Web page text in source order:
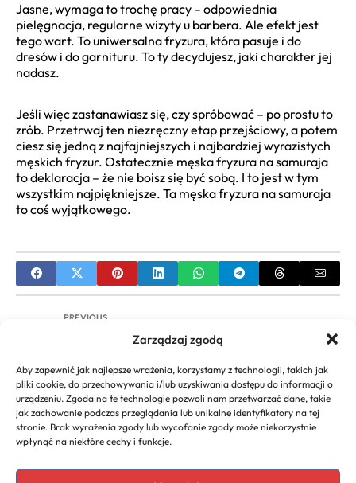
Zarządzaj zgodą
Aby zapewnić jak najlepsze wrażenia, korzystamy z technologii, takich jak
pliki cookie, do przechowywania i/lub uzyskiwania dostępu do informacji o
urządzeniu. Zgoda na te technologie pozwoli nam przetwarzać dane, takie
jak zachowanie podczas przeglądania lub unikalne identyfikatory na tej
stronie. Brak wyrażenia zgody lub wycofanie zgody może niekorzystnie
wpłynąć na niektóre cechy i funkcje.
Jasne, wymaga to trochę pracy – odpowiednia
pielęgnacja, regularne wizyty u barbera. Ale efekt jest
tego wart. To uniwersalna fryzura, która pasuje i do
dresów i do garnituru. To ty decydujesz, jaki charakter jej
nadasz.
Jeśli więc zastanawiasz się, czy spróbować – po prostu to
zrób. Przetrwaj ten niezręczny etap przejściowy, a potem
ciesz się jedną z najfajniejszych i najbardziej wyrazistych
męskich fryzur. Ostatecznie męska fryzura na samuraja
to deklaracja – że nie boisz się być sobą. I to jest w tym
wszystkim najpiękniejsze. Ta męska fryzura na samuraja
to coś wyjątkowego.
PREVIOUS
Cieniowany Bob z Grzywką: Kompletny
NEXT
Męski Kok Samuraja: Kompletny Przewodnik
Stylizacji i Pielęgnacji